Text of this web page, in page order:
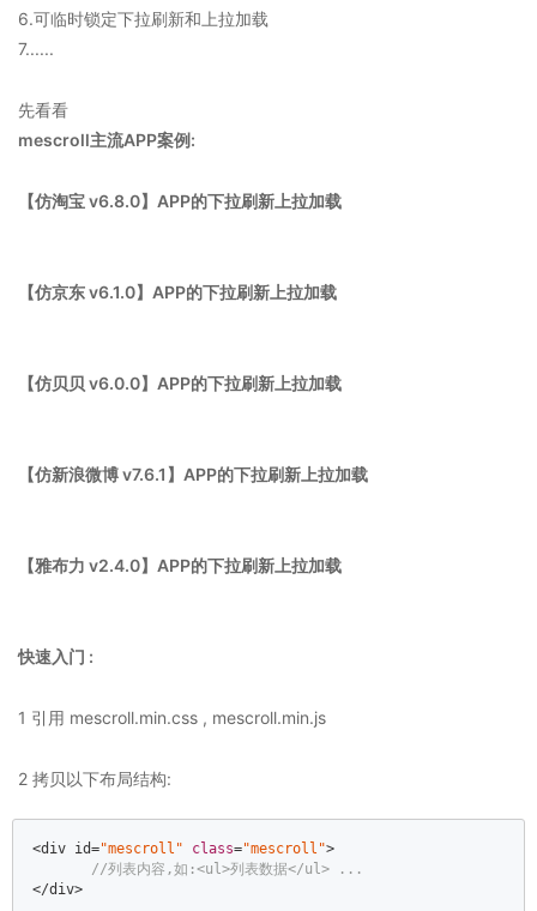
6.可临时锁定下拉刷新和上拉加载
7......
先看看
mescroll主流APP案例:
【仿淘宝 v6.8.0】APP的下拉刷新上拉加载
【仿京东 v6.1.0】APP的下拉刷新上拉加载
【仿贝贝 v6.0.0】APP的下拉刷新上拉加载
【仿新浪微博 v7.6.1】APP的下拉刷新上拉加载
【雅布力 v2.4.0】APP的下拉刷新上拉加载
快速入门 :
1 引用 mescroll.min.css , mescroll.min.js
2 拷贝以下布局结构:
<div id="mescroll" class="mescroll">
//列表内容,如:<ul>列表数据</ul> ...
</div>